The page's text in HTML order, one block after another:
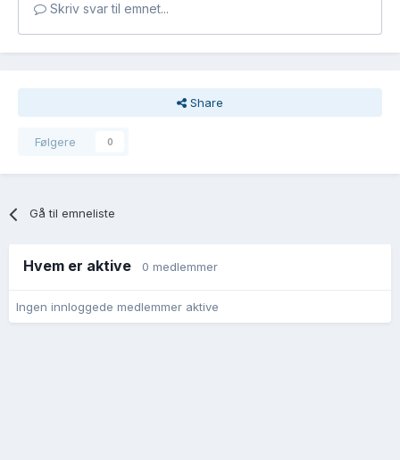
Skriv svar til emnet...
Share
Følgere 0
Gå til emneliste
Hvem er aktive 0 medlemmer
Ingen innloggede medlemmer aktive